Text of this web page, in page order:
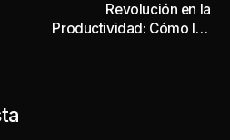
Revolución en la
Productividad: Cómo los